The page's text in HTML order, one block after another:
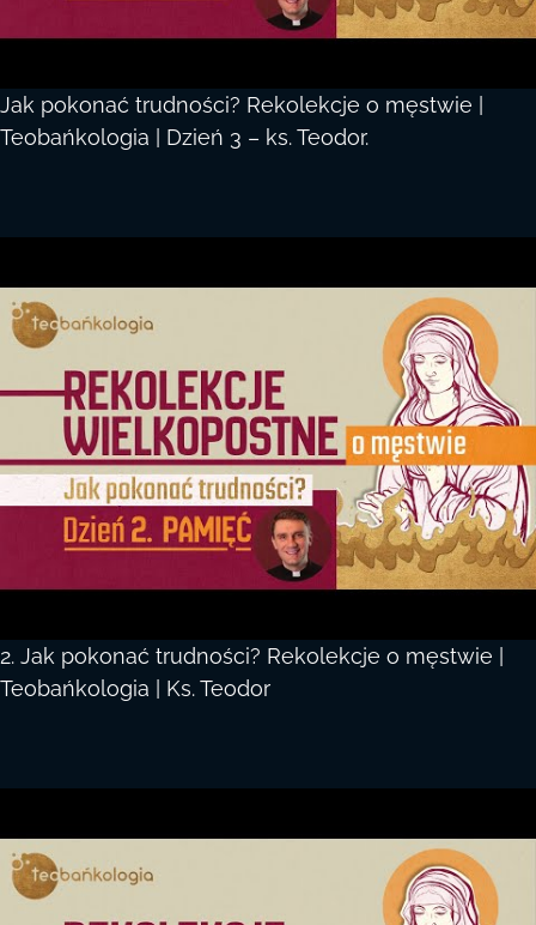
Jak pokonać trudności? Rekolekcje o męstwie |
Teobańkologia | Dzień 3 – ks. Teodor.
2. Jak pokonać trudności? Rekolekcje o męstwie |
Teobańkologia | Ks. Teodor